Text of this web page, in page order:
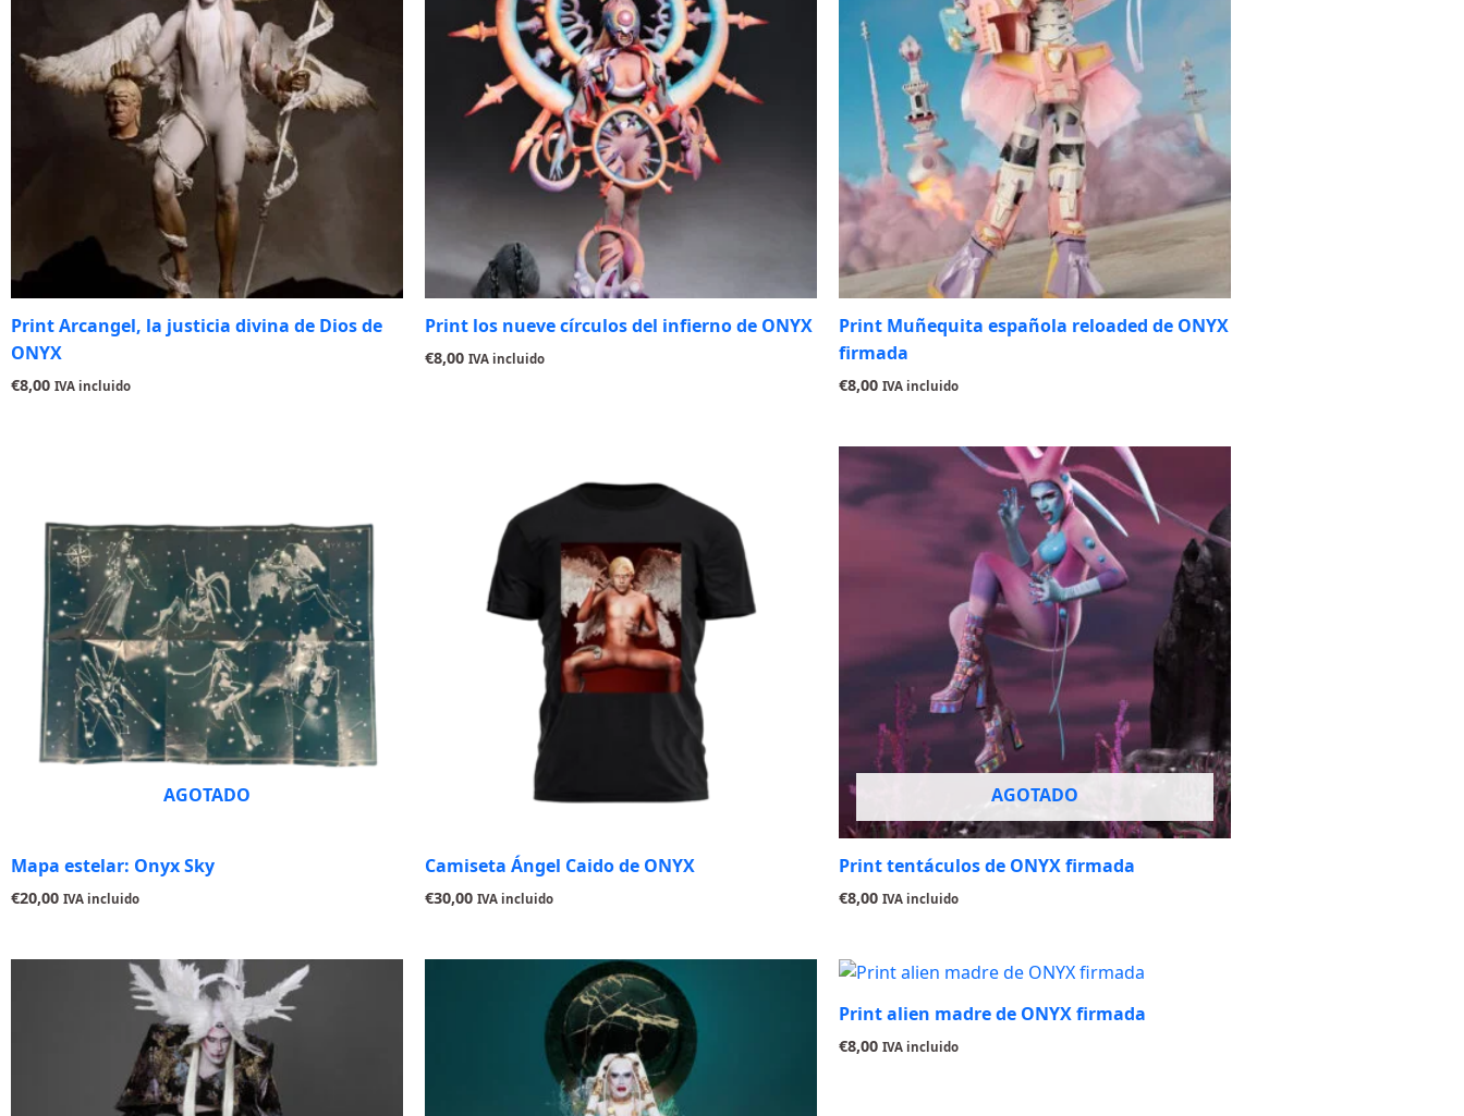
Print Arcangel, la justicia divina de Dios de
ONYX
€8,00 IVA incluido
Print los nueve círculos del infierno de ONYX
€8,00 IVA incluido
Print Muñequita española reloaded de ONYX
firmada
€8,00 IVA incluido
AGOTADO
Mapa estelar: Onyx Sky
€20,00 IVA incluido
Camiseta Ángel Caido de ONYX
€30,00 IVA incluido
AGOTADO
Print tentáculos de ONYX firmada
€8,00 IVA incluido
Print alien madre de ONYX firmada
€8,00 IVA incluido